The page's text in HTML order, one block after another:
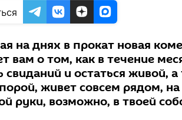
на днях в прокат новая
вам о том, как в течение
свиданий и остаться живой,
живет совсем рядом, на
руки, возможно, в твоей